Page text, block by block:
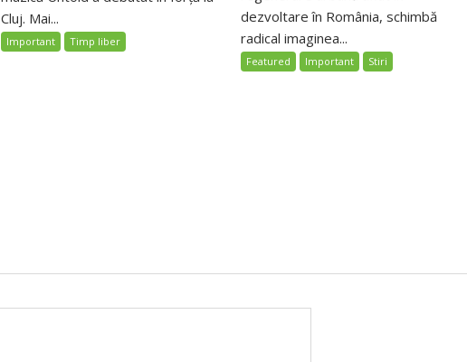
Cluj. Mai...
Important Timp liber
dezvoltare în România, schimbă
radical imaginea...
Featured Important Stiri